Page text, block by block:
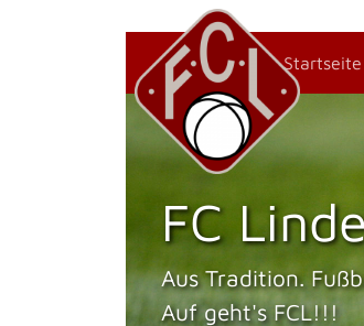
Startseite
FC
Aus Tradition.
Auf geht's FCL!!!